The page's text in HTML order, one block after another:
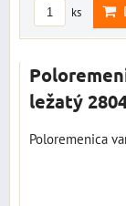
ks
ležatý
Poloremenica